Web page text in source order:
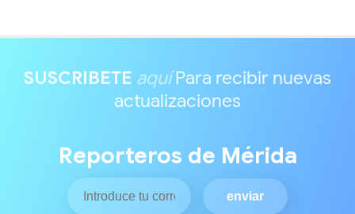
SUSCRIBETE aquíPara recibir nuevas
actualizaciones
Reporteros de Mérida